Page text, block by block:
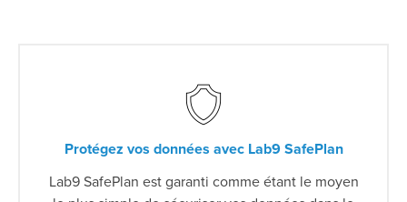
Protégez vos données avec Lab9 SafePlan
Lab9 SafePlan est garanti comme étant le moyen